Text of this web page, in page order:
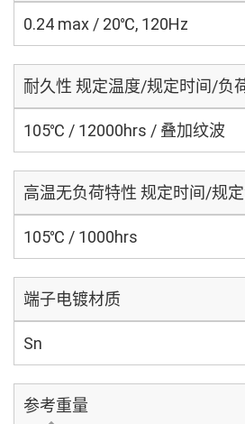
0.24 max / 20℃, 120Hz
耐久性 规定温度/规定时间/负
105℃ / 12000hrs / 叠加纹波
高温无负荷特性 规定时间/规
105℃ / 1000hrs
端子电镀材质
Sn
参考重量